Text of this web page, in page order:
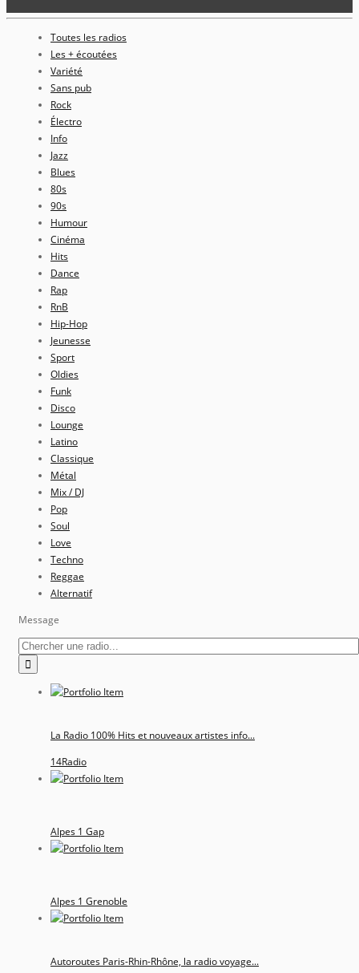
Toutes les radios
Les + écoutées
Variété
Sans pub
Rock
Électro
Info
Jazz
Blues
80s
90s
Humour
Cinéma
Hits
Dance
Rap
RnB
Hip-Hop
Jeunesse
Sport
Oldies
Funk
Disco
Lounge
Latino
Classique
Métal
Mix / DJ
Pop
Soul
Love
Techno
Reggae
Alternatif
Message
La Radio 100% Hits et nouveaux artistes info...
14Radio
Alpes 1 Gap
Alpes 1 Grenoble
Autoroutes Paris-Rhin-Rhône, la radio voyage...